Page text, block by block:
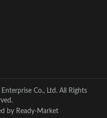
Enterprise Co., Ltd.All Rights
by Ready-Market